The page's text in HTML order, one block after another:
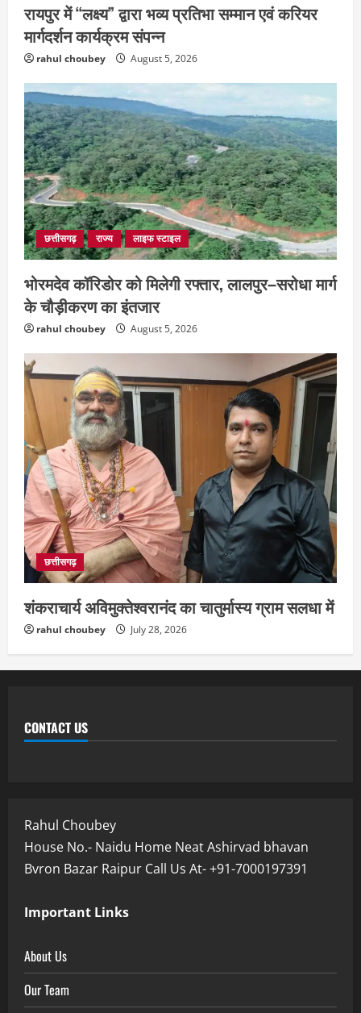
रायपुर में “लक्ष्य” द्वारा भव्य प्रतिभा सम्मान एवं करियर
मार्गदर्शन कार्यक्रम संपन्न
rahul choubey August 5, 2026
छत्तीसगढ़ राज्य लाइफ स्टाइल
भोरमदेव कॉरिडोर को मिलेगी रफ्तार, लालपुर–सरोधा मार्ग
के चौड़ीकरण का इंतजार
rahul choubey August 5, 2026
छत्तीसगढ़
शंकराचार्य अविमुक्तेश्वरानंद का चातुर्मास्य ग्राम सलधा में
rahul choubey July 28, 2026
CONTACT US
Rahul Choubey
House No.- Naidu Home Neat Ashirvad bhavan
Bvron Bazar Raipur Call Us At- +91-7000197391
Important Links
About Us
Our Team